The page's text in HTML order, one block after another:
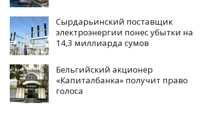
Сырдарьинский поставщик
электроэнергии понес убытки на
14,3 миллиарда сумов
Бельгийский акционер
«Капиталбанка» получит право
голоса